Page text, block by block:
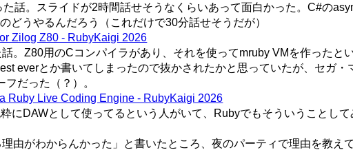
話。スライドが2時間話せそうなくらいあって面白かった。C#の
どうやるんだろう（これだけで30分話せそうだが）
Zilog Z80 - RubyKaigi 2026
。Z80用のCコンパイラがあり、それを使ってmruby VMを作ったと
everとか書いてしまったので抜かされたかと思っていたが、セガ・
だった（？）。
Ruby Live Coding Engine - RubyKaigi 2026
にDAWとして使ってるという人がいて、Rubyでもそういうことして
由がわからんかった」と書いたところ、夜のパーティで理由を教え